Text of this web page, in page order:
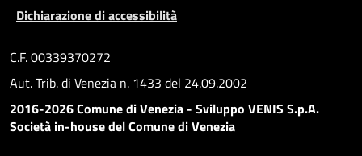
Dichiarazione di accessibilità
C.F. 00339370272
Aut. Trib. di Venezia n. 1433 del 24.09.2002
2016-2026 Comune di Venezia - Sviluppo VENIS S.p.A.
Società in-house del Comune di Venezia